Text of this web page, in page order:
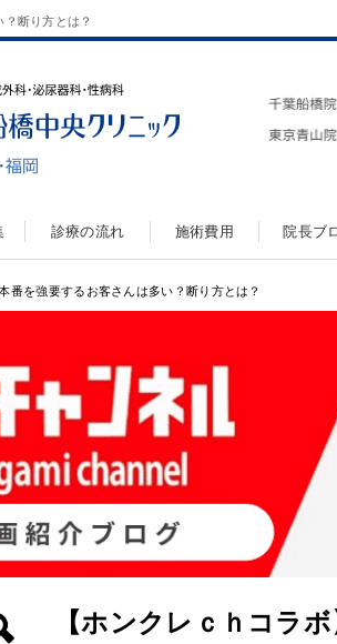
断り方とは？
診療の流れ 施術費用 院長ブ
番を強要するお客さんは多い？断り方とは？
【ホンクレｃｈコラ